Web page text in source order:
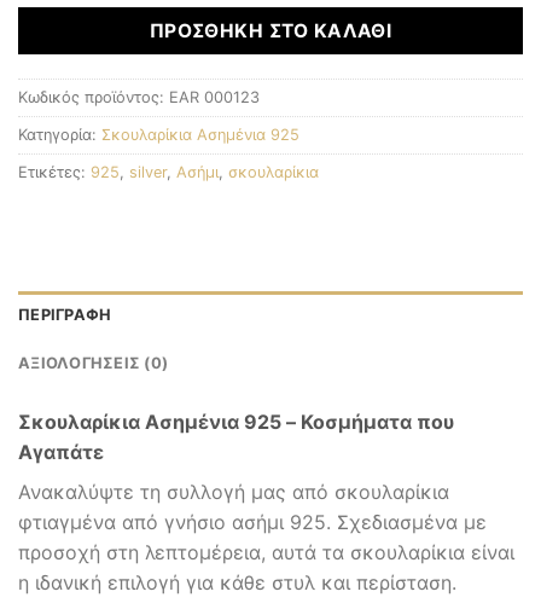
ΠΡΟΣΘΉΚΗ ΣΤΟ ΚΑΛΆΘΙ
Κωδικός προϊόντος: EAR 000123
Κατηγορία: Σκουλαρίκια Ασημένια 925
Ετικέτες: 925, silver, Ασήμι, σκουλαρίκια
ΠΕΡΙΓΡΑΦΉ
ΑΞΙΟΛΟΓΉΣΕΙΣ (0)
Σκουλαρίκια Ασημένια 925 – Κοσμήματα που
Αγαπάτε
Ανακαλύψτε τη συλλογή μας από σκουλαρίκια
φτιαγμένα από γνήσιο ασήμι 925. Σχεδιασμένα με
προσοχή στη λεπτομέρεια, αυτά τα σκουλαρίκια είναι
η ιδανική επιλογή για κάθε στυλ και περίσταση.